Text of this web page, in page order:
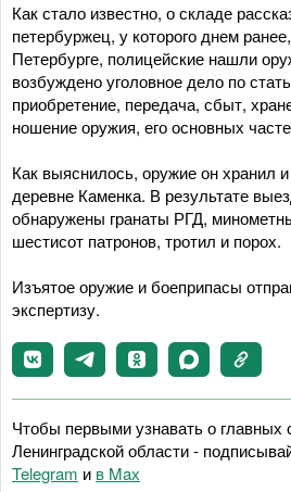
Как стало известно, о складе
петербуржец, у которого днем
Петербурге, полицейские нашли
возбуждено уголовное дело по
приобретение, передача, сбыт,
ношение оружия, его основных
Как выяснилось, оружие он хранил
деревне Каменка. В результате
обнаружены гранаты РГД,
шестисот патронов, тротил и порох.
Изъятое оружие и боеприпасы
экспертизу.
Чтобы первыми узнавать о главных
Ленинградской области -
Telegram и в Maх